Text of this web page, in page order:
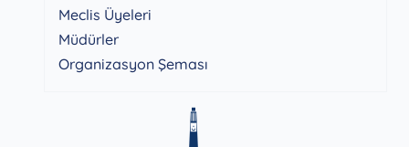
Meclis Üyeleri
Müdürler
Organizasyon Şeması